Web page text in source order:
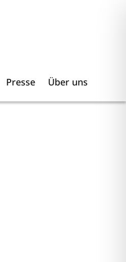
Presse Über uns